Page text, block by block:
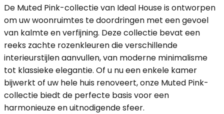
De Muted Pink-collectie van Ideal House is ontworpen
om uw woonruimtes te doordringen met een gevoel
van kalmte en verfijning. Deze collectie bevat een
reeks zachte rozenkleuren die verschillende
interieurstijlen aanvullen, van moderne minimalisme
tot klassieke elegantie. Of u nu een enkele kamer
bijwerkt of uw hele huis renoveert, onze Muted Pink-
collectie biedt de perfecte basis voor een
harmonieuze en uitnodigende sfeer.